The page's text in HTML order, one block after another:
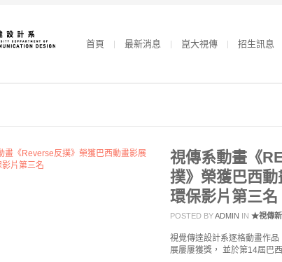
首頁 最新消息 崑大視傳 招生訊息
視傳系動畫《
撲》榮獲巴西
環保影片第三名
POSTED BYADMIN IN ★視傳新
視覺傳達設計系逐格動畫作
展屢屢獲獎， 並於第14屆巴